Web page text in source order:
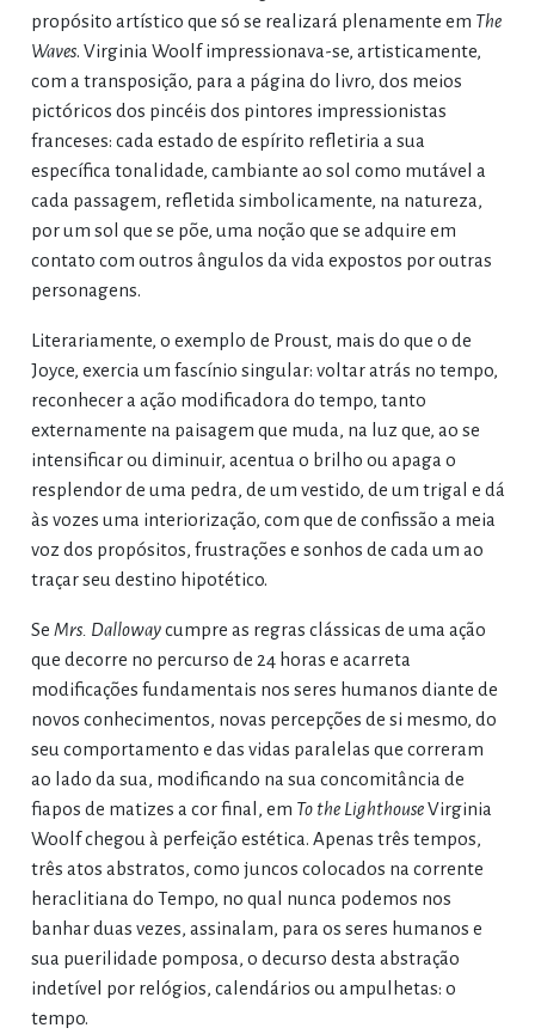
propósito artístico que só se realizará plenamente em The
Waves. Virginia Woolf impressionava-se, artisticamente,
com a transposição, para a página do livro, dos meios
pictóricos dos pincéis dos pintores impressionistas
franceses: cada estado de espírito refletiria a sua
específica tonalidade, cambiante ao sol como mutável a
cada passagem, refletida simbolicamente, na natureza,
por um sol que se põe, uma noção que se adquire em
contato com outros ângulos da vida expostos por outras
personagens.
Literariamente, o exemplo de Proust, mais do que o de
Joyce, exercia um fascínio singular: voltar atrás no tempo,
reconhecer a ação modificadora do tempo, tanto
externamente na paisagem que muda, na luz que, ao se
intensificar ou diminuir, acentua o brilho ou apaga o
resplendor de uma pedra, de um vestido, de um trigal e dá
às vozes uma interiorização, com que de confissão a meia
voz dos propósitos, frustrações e sonhos de cada um ao
traçar seu destino hipotético.
Se Mrs. Dallowaycumpre as regras clássicas de uma ação
que decorre no percurso de 24 horas e acarreta
modificações fundamentais nos seres humanos diante de
novos conhecimentos, novas percepções de si mesmo, do
seu comportamento e das vidas paralelas que correram
ao lado da sua, modificando na sua concomitância de
fiapos de matizes a cor final, em To the LighthouseVirginia
Woolf chegou à perfeição estética. Apenas três tempos,
três atos abstratos, como juncos colocados na corrente
heraclitiana do Tempo, no qual nunca podemos nos
banhar duas vezes, assinalam, para os seres humanos e
sua puerilidade pomposa, o decurso desta abstração
indetível por relógios, calendários ou ampulhetas: o
tempo.